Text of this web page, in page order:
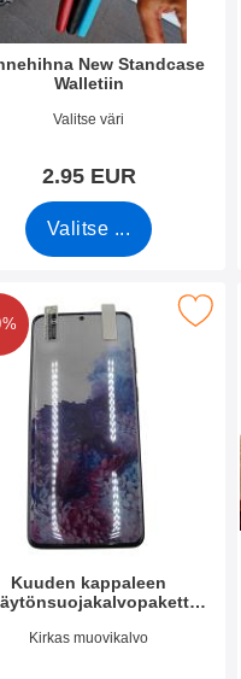
New Standcase
Walletiin
40789
Valitse väri
2.95 EUR
Valitse ...
(G986B) suosikiksi
Kuuden kappaleen
(G986B)
34873
Kirkas muovikalvo
näytönsuojakalvopakett
Merkitse